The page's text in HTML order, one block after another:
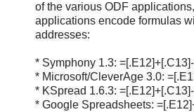
of the various ODF
applications encode formulas
addresses:
* Symphony 1.3:
* Microsoft/CleverAge 3.0:
* KSpread 1.6.3:
* Google Spreadsheets: